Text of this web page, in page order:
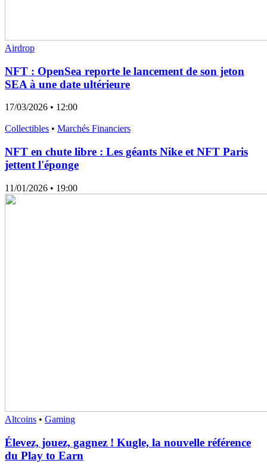
Airdrop
NFT : OpenSea reporte le lancement de son jeton
SEA à une date ultérieure
17/03/2026 • 12:00
Collectibles • Marchés Financiers
NFT en chute libre : Les géants Nike et NFT Paris
jettent l'éponge
11/01/2026 • 19:00
Altcoins • Gaming
Élevez, jouez, gagnez ! Kugle, la nouvelle référence
du Play to Earn